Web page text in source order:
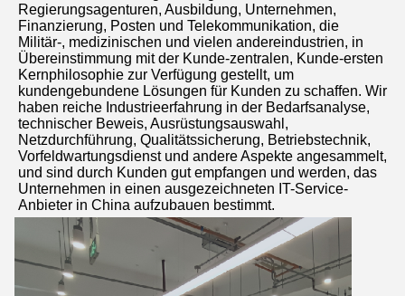
Regierungsagenturen, Ausbildung, Unternehmen,
Finanzierung, Posten und Telekommunikation, die
Militär-, medizinischen und vielen andereindustrien, in
Übereinstimmung mit der Kunde-zentralen, Kunde-ersten
Kernphilosophie zur Verfügung gestellt, um
kundengebundene Lösungen für Kunden zu schaffen. Wir
haben reiche Industrieerfahrung in der Bedarfsanalyse,
technischer Beweis, Ausrüstungsauswahl,
Netzdurchführung, Qualitätssicherung, Betriebstechnik,
Vorfeldwartungsdienst und andere Aspekte angesammelt,
und sind durch Kunden gut empfangen und werden, das
Unternehmen in einen ausgezeichneten IT-Service-
Anbieter in China aufzubauen bestimmt.